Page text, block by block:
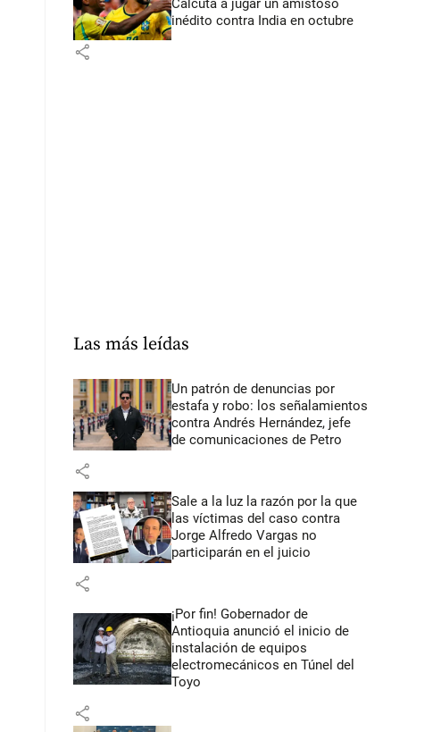
Calcuta a jugar un amistoso
inédito contra India en octubre
share
Las más leídas
Un patrón de denuncias por
estafa y robo: los señalamientos
contra Andrés Hernández, jefe
de comunicaciones de Petro
share
Sale a la luz la razón por la que
las víctimas del caso contra
Jorge Alfredo Vargas no
participarán en el juicio
share
¡Por fin! Gobernador de
Antioquia anunció el inicio de
instalación de equipos
electromecánicos en Túnel del
Toyo
share